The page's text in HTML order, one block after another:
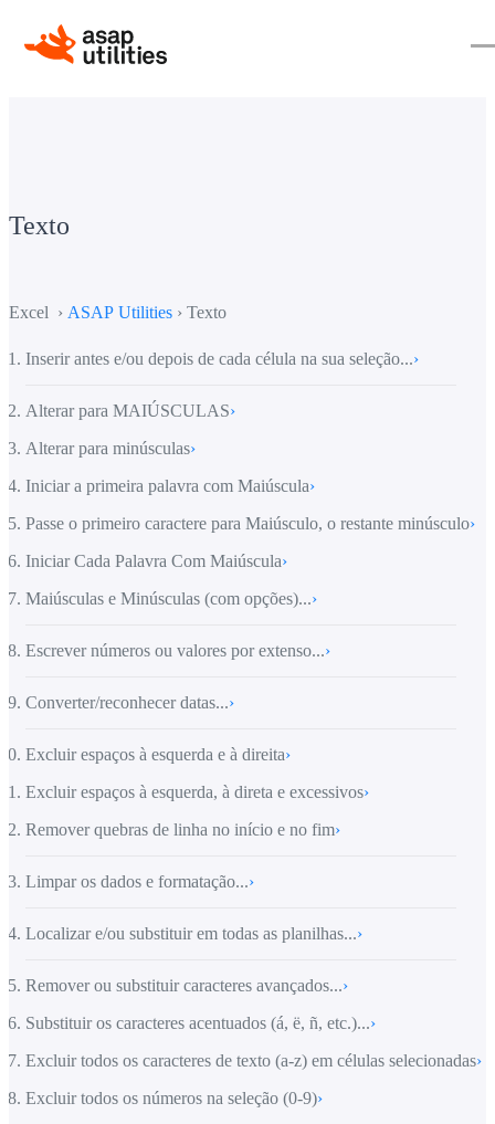
Texto
Excel › ASAP Utilities › Texto
Inserir antes e/ou depois de cada célula na sua seleção...›
Alterar para MAIÚSCULAS›
Alterar para minúsculas›
Iniciar a primeira palavra com Maiúscula›
Passe o primeiro caractere para Maiúsculo, o restante minúsculo›
Iniciar Cada Palavra Com Maiúscula›
Maiúsculas e Minúsculas (com opções)...›
Escrever números ou valores por extenso...›
Converter/reconhecer datas...›
Excluir espaços à esquerda e à direita›
Excluir espaços à esquerda, à direta e excessivos›
Remover quebras de linha no início e no fim›
Limpar os dados e formatação...›
Localizar e/ou substituir em todas as planilhas...›
Remover ou substituir caracteres avançados...›
Substituir os caracteres acentuados (á, ë, ñ, etc.)...›
Excluir todos os caracteres de texto (a-z) em células selecionadas›
Excluir todos os números na seleção (0-9)›